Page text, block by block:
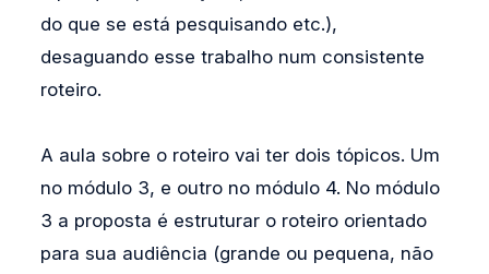
do que se está pesquisando etc.),
desaguando esse trabalho num consistente
roteiro.
A aula sobre o roteiro vai ter dois tópicos. Um
no módulo 3, e outro no módulo 4. No módulo
3 a proposta é estruturar o roteiro orientado
para sua audiência (grande ou pequena, não